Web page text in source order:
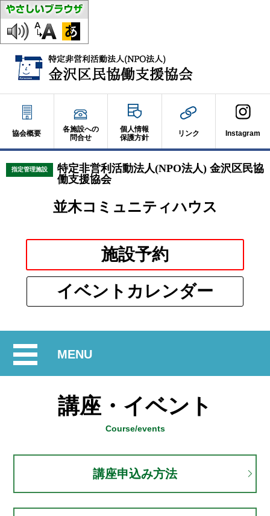
協会概要
各施設への
問合せ
個人情報
保護方針
リンク Instagram
特定非営利活動法人(NPO法人) 金沢区民協
働支援協会
指定管理施設
並木コミュニティハウス
施設予約別
ウ
ィ
ン
開
イベント カレンダー別
ウ
ウ
MENU開
閉
講座・イベント
Course/events
講座申込み方法